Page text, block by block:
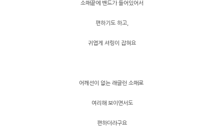
소매끝에 밴드가 들어있어서
편하기도 하고,
귀엽게 셔링이 잡혀요
어깨선이 없는 래글런 소매로
여리해 보이면서도
편하더라구요